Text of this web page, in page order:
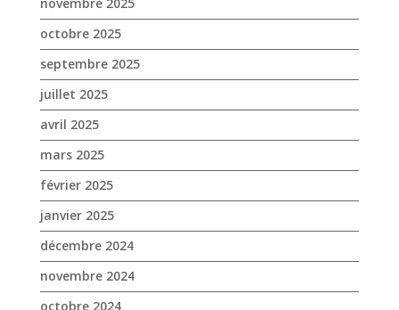
mars 2025
février 2025
janvier 2025
décembre 2024
novembre 2024
octobre 2024
septembre 2024
août 2024
juin 2024
mai 2024